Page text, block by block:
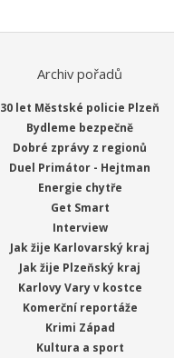
Archiv pořadů
30 let Městské policie Plzeň
Bydleme bezpečně
Dobré zprávy z regionů
Duel Primátor - Hejtman
Energie chytře
Get Smart
Interview
Jak žije Karlovarský kraj
Jak žije Plzeňský kraj
Karlovy Vary v kostce
Komerční reportáže
Krimi Západ
Kultura a sport